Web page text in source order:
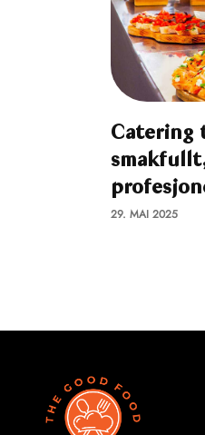
Catering
29. MAI 2025